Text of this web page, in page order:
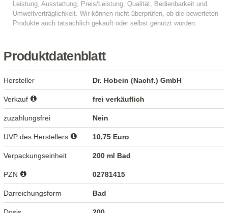
Produktdatenblatt
Hersteller Dr. Hobein (Nachf.) GmbH
Verkauf frei verkäuflich
zuzahlungsfrei Nein
UVP des Herstellers 10,75 Euro
Verpackungseinheit 200 ml Bad
PZN 02781415
Darreichungsform Bad